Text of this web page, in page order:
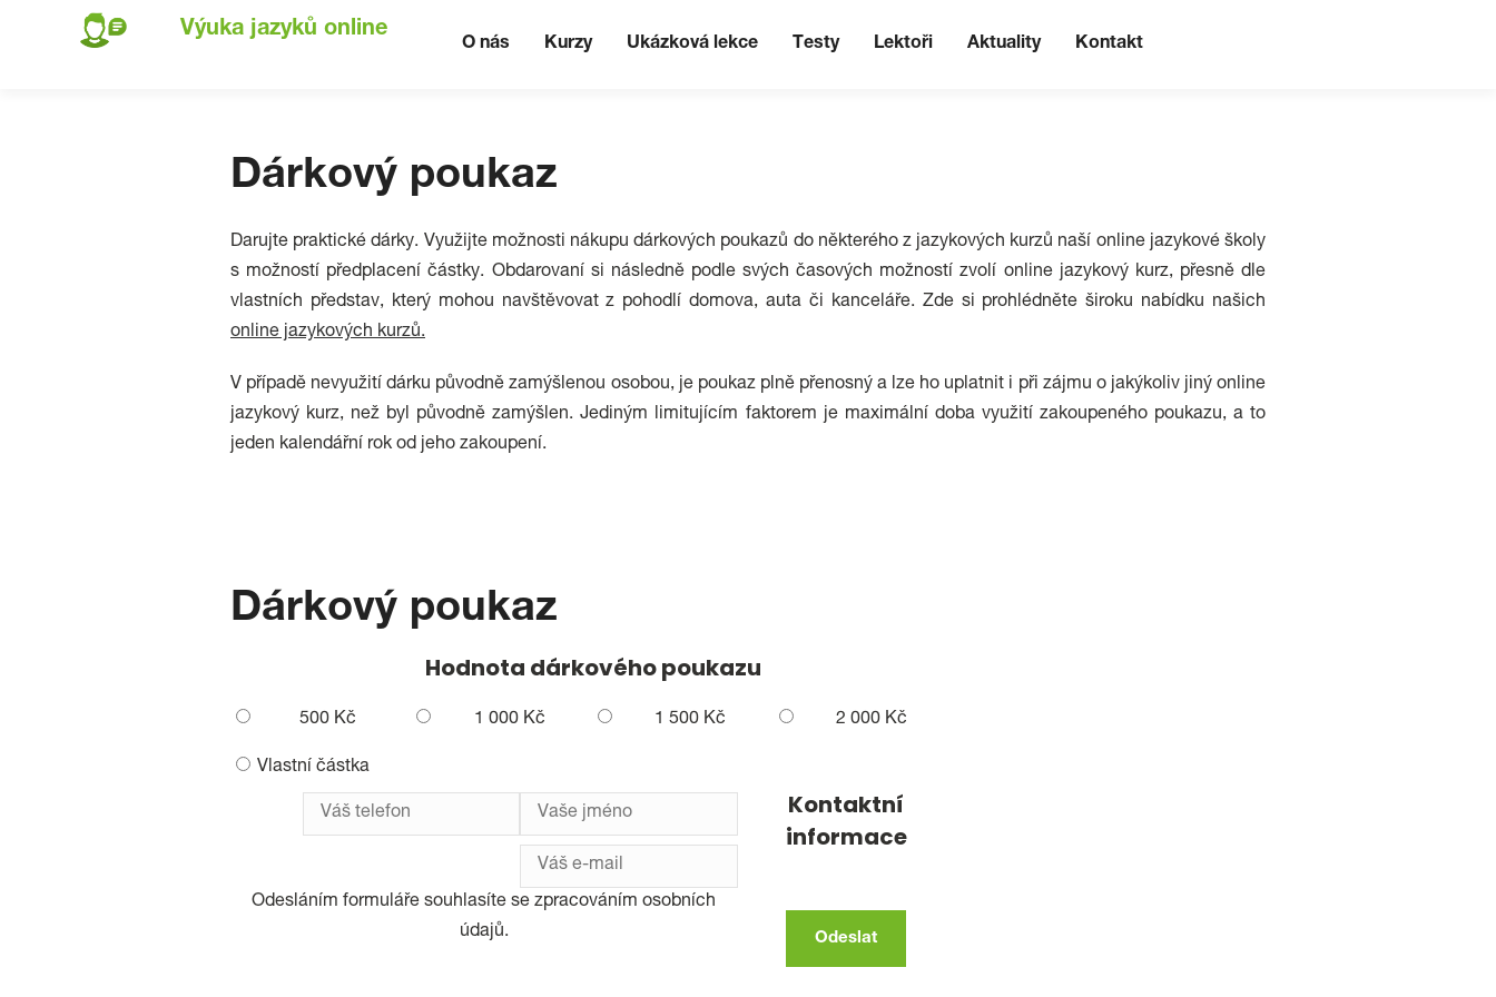
Výuka jazyků online
O nás Kurzy Ukázková lekce Testy Lektoři Aktuality Kontakt
Dárkový poukaz
Darujte praktické dárky. Využijte možnosti nákupu dárkových poukazů do některého z jazykových kurzů naší online jazykové školy
s možností předplacení částky. Obdarovaní si následně podle svých časových možností zvolí online jazykový kurz, přesně dle
vlastních představ, který mohou navštěvovat z pohodlí domova, auta či kanceláře. Zde si prohlédněte široku nabídku našich
online jazykových kurzů.
V případě nevyužití dárku původně zamýšlenou osobou, je poukaz plně přenosný a lze ho uplatnit i při zájmu o jakýkoliv jiný online
jazykový kurz, než byl původně zamýšlen. Jediným limitujícím faktorem je maximální doba využití zakoupeného poukazu, a to
jeden kalendářní rok od jeho zakoupení.
Dárkový poukaz
Hodnota dárkového poukazu
500 Kč 1 000 Kč 1 500 Kč 2 000 Kč
Vlastní částka
Kontaktní
informace
Odesláním formuláře souhlasíte se zpracováním osobních
údajů.